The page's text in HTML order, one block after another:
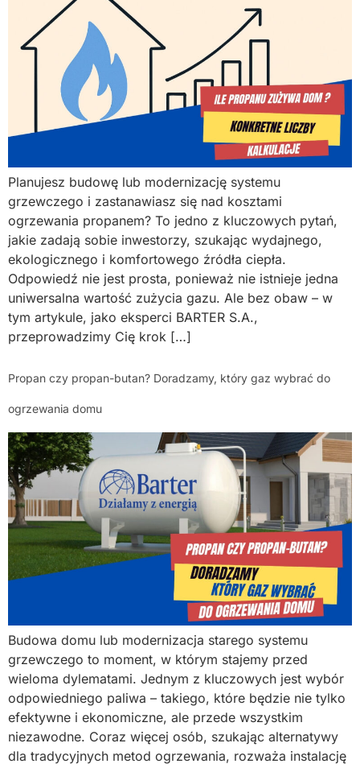
Planujesz budowę lub modernizację systemu
grzewczego i zastanawiasz się nad kosztami
ogrzewania propanem? To jedno z kluczowych pytań,
jakie zadają sobie inwestorzy, szukając wydajnego,
ekologicznego i komfortowego źródła ciepła.
Odpowiedź nie jest prosta, ponieważ nie istnieje jedna
uniwersalna wartość zużycia gazu. Ale bez obaw – w
tym artykule, jako eksperci BARTER S.A.,
przeprowadzimy Cię krok […]
Propan czy propan-butan? Doradzamy, który gaz wybrać do
ogrzewania domu
Budowa domu lub modernizacja starego systemu
grzewczego to moment, w którym stajemy przed
wieloma dylematami. Jednym z kluczowych jest wybór
odpowiedniego paliwa – takiego, które będzie nie tylko
efektywne i ekonomiczne, ale przede wszystkim
niezawodne. Coraz więcej osób, szukając alternatywy
dla tradycyjnych metod ogrzewania, rozważa instalację